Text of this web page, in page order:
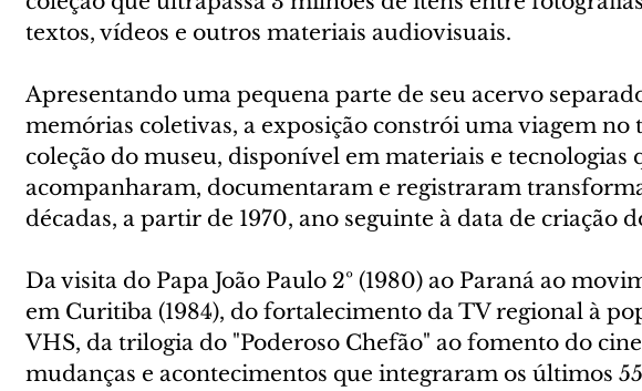
textos, vídeos e outros materiais audiovisuais.
Apresentando uma pequena parte de seu acervo
memórias coletivas, a exposição constrói uma viagem no
coleção do museu, disponível em materiais e tecnologias
acompanharam, documentaram e registraram
décadas, a partir de 1970, ano seguinte à data de criação
Da visita do Papa João Paulo 2º (1980) ao Paraná ao
em Curitiba (1984), do fortalecimento da TV regional à
VHS, da trilogia do "Poderoso Chefão" ao fomento do
mudanças e acontecimentos que integraram os últimos